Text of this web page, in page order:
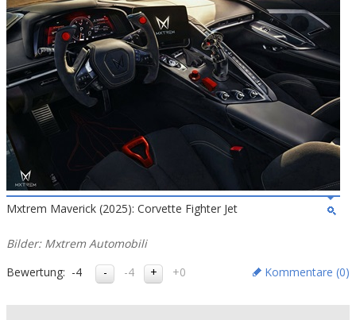
Mxtrem Maverick (2025): Corvette Fighter Jet
Bilder: Mxtrem Automobili
Bewertung: -4 -4 +0 Kommentare (0)